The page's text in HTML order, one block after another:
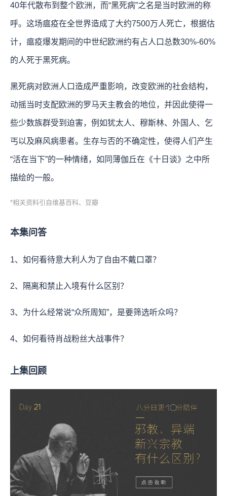
40年代散布到整个欧洲，而“黑死病”之名是当时欧洲的称
呼。这场瘟疫在全世界造成了大约7500万人死亡，根据估
计，瘟疫爆发期间的中世纪欧洲约有占人口总数30%-60%
的人死于黑死病。
黑死病对欧洲人口造成严重影响，改变欧洲的社会结构，
动摇当时支配欧洲的罗马天主教会的地位，并因此使得一
些少数族群受到迫害，例如犹太人、穆斯林、外国人、乞
丐以及麻风病患者。生存与否的不确定性，使得人们产生
“活在当下”的一种情绪，如同薄伽丘在《十日谈》之中所
描绘的一般。
*相关资料引自维基百科、豆瓣
本集问答
1、如何看待意大利人为了自由不戴口罩？
2、隔离和禁止入境有什么区别？
3、为什么经常说“众所周知”，是要筛选听众吗？
4、如何看待肖战粉丝大战事件？
上集回顾